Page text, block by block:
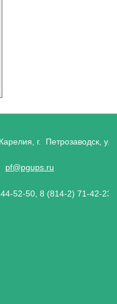
г. Петрозаводск,
pf@pgups.ru
52-50, 8 (814-2) 71-42-23